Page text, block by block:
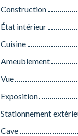
Construction
État intérieur
Cuisine
Ameublement
Vue
Exposition
Stationnement
Cave